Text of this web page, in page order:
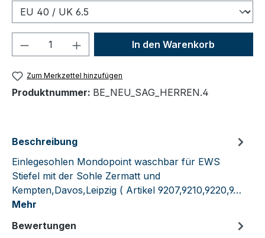
Produkt Anzahl: Gib denIn den Warenkorb
Zum Merkzettel hinzufügen
Produktnummer: BE_NEU_SAG_HERREN.4
Beschreibung
Einlegesohlen Mondopoint waschbar für EWS
Stiefel mit der Sohle Zermatt und
Kempten,Davos,Leipzig ( Artikel 9207,9210,9220,9…
Mehr
Bewertungen